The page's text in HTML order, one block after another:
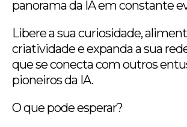
panorama da IA em constante
Libere a sua curiosidade,
criatividade e expanda a sua
que se conecta com outros
pioneiros da IA.
O que pode esperar?